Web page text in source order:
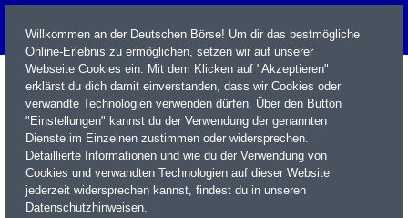
Name / WKN / ISIN / Kürzel
Willkommen an der Deutschen Börse! Um dir das bestmögliche
Online-Erlebnis zu ermöglichen, setzen wir auf unserer
Webseite Cookies ein. Mit dem Klicken auf "Akzeptieren"
erklärst du dich damit einverstanden, dass wir Cookies oder
verwandte Technologien verwenden dürfen. Über den Button
"Einstellungen" kannst du der Verwendung der genannten
Dienste im Einzelnen zustimmen oder widersprechen.
Detaillierte Informationen und wie du der Verwendung von
Cookies und verwandten Technologien auf dieser Website
jederzeit widersprechen kannst, findest du in unseren
Datenschutzhinweisen.